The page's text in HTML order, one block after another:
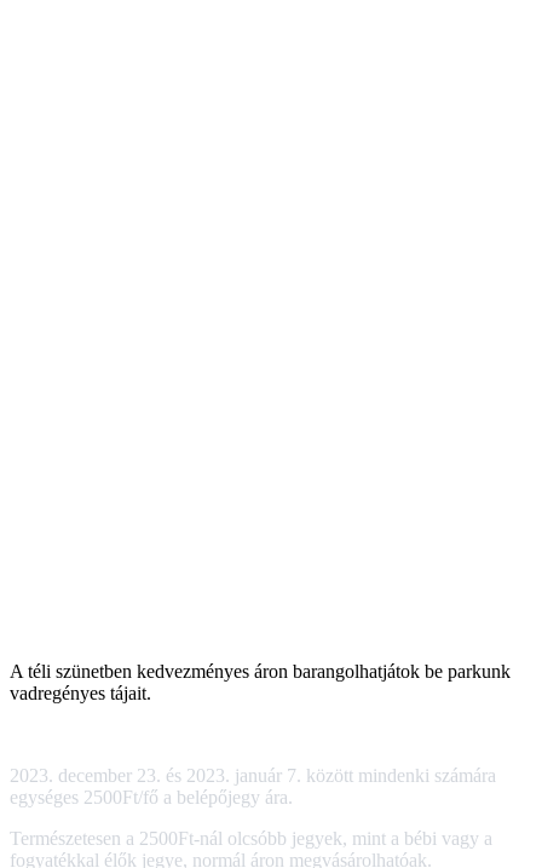
A téli szünetben kedvezményes áron barangolhatjátok be parkunk
vadregényes tájait.
2023. december 23. és 2023. január 7. között mindenki számára
egységes 2500Ft/fő a belépőjegy ára.
Természetesen a 2500Ft-nál olcsóbb jegyek, mint a bébi vagy a
fogyatékkal élők jegye, normál áron megvásárolhatóak.